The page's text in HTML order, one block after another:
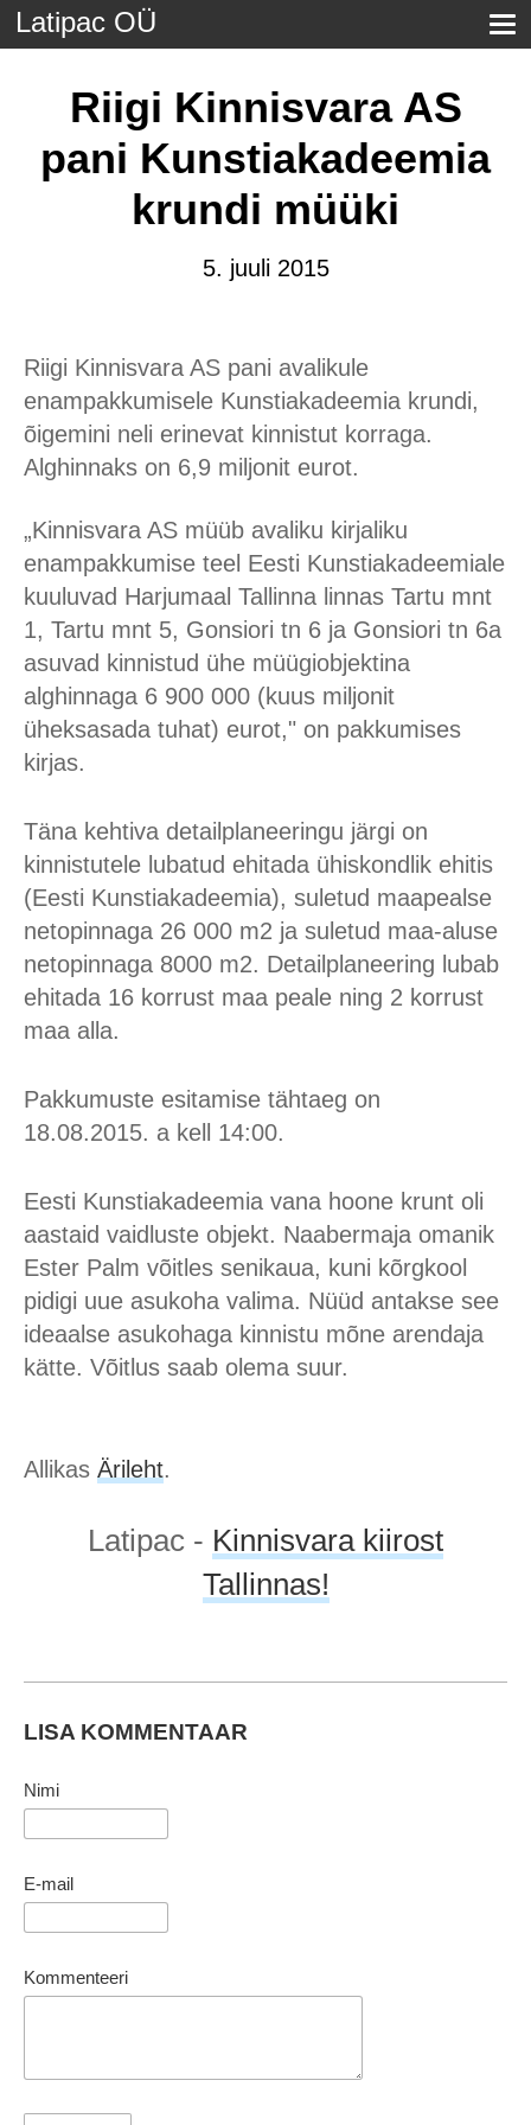
Latipac OÜ
Riigi Kinnisvara AS
pani Kunstiakadeemia
krundi müüki
5. juuli 2015
Riigi Kinnisvara AS pani avalikule
enampakkumisele Kunstiakadeemia krundi,
õigemini neli erinevat kinnistut korraga.
Alghinnaks on 6,9 miljonit eurot.
„Kinnisvara AS müüb avaliku kirjaliku
enampakkumise teel Eesti Kunstiakadeemiale
kuuluvad Harjumaal Tallinna linnas Tartu mnt
1, Tartu mnt 5, Gonsiori tn 6 ja Gonsiori tn 6a
asuvad kinnistud ühe müügiobjektina
alghinnaga 6 900 000 (kuus miljonit
üheksasada tuhat) eurot," on pakkumises
kirjas.
Täna kehtiva detailplaneeringu järgi on
kinnistutele lubatud ehitada ühiskondlik ehitis
(Eesti Kunstiakadeemia), suletud maapealse
netopinnaga 26 000 m2 ja suletud maa-aluse
netopinnaga 8000 m2. Detailplaneering lubab
ehitada 16 korrust maa peale ning 2 korrust
maa alla.
Pakkumuste esitamise tähtaeg on
18.08.2015. a kell 14:00.
Eesti Kunstiakadeemia vana hoone krunt oli
aastaid vaidluste objekt. Naabermaja omanik
Ester Palm võitles senikaua, kuni kõrgkool
pidigi uue asukoha valima. Nüüd antakse see
ideaalse asukohaga kinnistu mõne arendaja
kätte. Võitlus saab olema suur.
Allikas Ärileht.
Latipac - Kinnisvara kiirost
Tallinnas!
LISA KOMMENTAAR
Nimi
E-mail
Kommenteeri